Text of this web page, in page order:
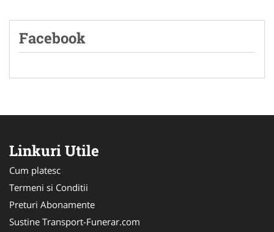
Facebook
Linkuri Utile
Cum platesc
Termeni si Conditii
Preturi Abonamente
Sustine Transport-Funerar.com